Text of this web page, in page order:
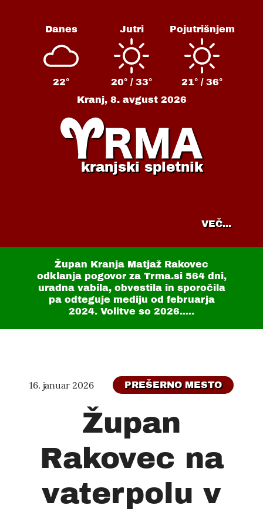
Danes
22°
Jutri
20° / 33°
Pojutrišnjem
21° / 36°
Kranj, 8. avgust 2026
kranjski spletnik
VEČ...
Župan Kranja Matjaž Rakovec
odklanja pogovor za Trma.si 564 dni,
uradna vabila, obvestila in sporočila
pa odteguje mediju od februarja
2024. Volitve so 2026.....
16. januar 2026 PREŠERNO MESTO
Župan
Rakovec na
vaterpolu v